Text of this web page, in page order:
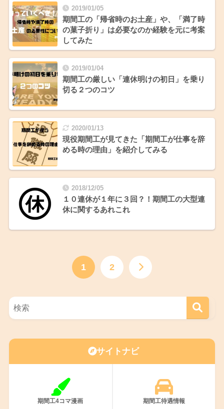
2019/01/05
期間工の「帰省時のお土産」や、「満了時
の菓子折り」は必要なのか経験を元に考案
してみた
2019/01/04
期間工の厳しい「連休明けの初日」を乗り
切る２つのコツ
2020/01/13
現役期間工が見てきた「期間工が仕事を辞
める時の理由」を紹介してみる
2018/12/05
１０連休が１年に３回？！期間工の大型連
休に関するあれこれ
1 2
サイトナビ
期間工4コマ漫画 期間工待遇情報